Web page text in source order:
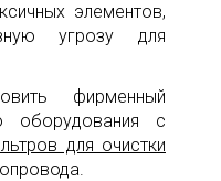
элементов,
угрозу для
фирменный
оборудования с
для очистки